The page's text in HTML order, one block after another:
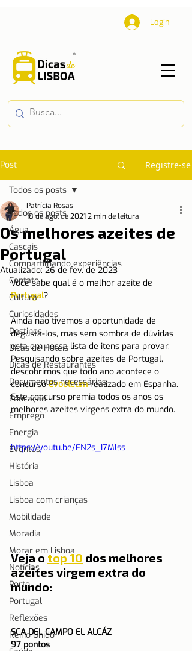
Login
Post Registre-se
Todos os posts
Água
Cascais
Compartilhando experiências
Contato
Cultura
Curiosidades
Destinos
Dicas de Hotéis
Dicas de Restaurantes
Documentos necessários
Educação
Emprego
Energia
Eventos
História
Lisboa
Lisboa com crianças
Mobilidade
Moradia
Morar em Lisboa
Notícias
Porto
Portugal
Reflexões
Reino Unido
Todos os posts
Os melhores azeites de
Portugal
Patrícia Rosas
18 de ago. de 20212 min de leitura
Atualizado:26 de fev. de 2023
Você sabe qual é o melhor azeite de
Portugal?
Ainda não tivemos a oportunidade de
degusta-los, mas sem sombra de dúvidas
esta em nossa lista de itens para provar.
Pesquisando sobre azeites de Portugal,
descobrimos que todo ano acontece o
concurso Evooleum realizado em Espanha.
Este concurso premia todos os anos os
melhores azeites virgens extra do mundo.
https://youtu.be/FN2s_I7Mlss
Veja o top 10 dos melhores
azeites virgem extra do
mundo:
SCA DEL CAMPO EL ALCÁZ
97 pontos